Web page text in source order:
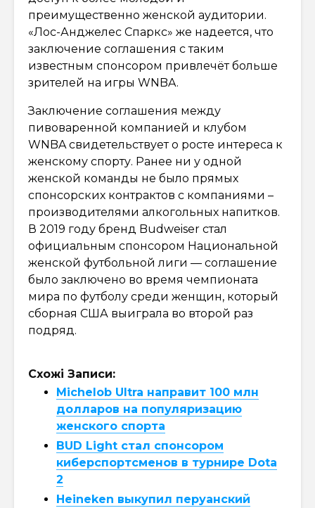
преимущественно женской аудитории.
«Лос-Анджелес Спаркс» же надеется, что
заключение соглашения с таким
известным спонсором привлечёт больше
зрителей на игры WNBA.
Заключение соглашения между
пивоваренной компанией и клубом
WNBA свидетельствует о росте интереса к
женскому спорту. Ранее ни у одной
женской команды не было прямых
спонсорских контрактов с компаниями –
производителями алкогольных напитков.
В 2019 году бренд Budweiser стал
официальным спонсором Национальной
женской футбольной лиги — соглашение
было заключено во время чемпионата
мира по футболу среди женщин, который
сборная США выиграла во второй раз
подряд.
Схожі Записи:
Michelob Ultra направит 100 млн
долларов на популяризацию
женского спорта
BUD Light стал спонсором
киберспортсменов в турнире Dota
2
Heineken выкупил перуанский